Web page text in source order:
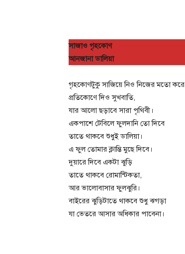
সাজাও গৃহকোণ
আনজানা ডালিয়া
গৃহকোণটুকু সাজিয়ে নিও নিজের মতো করে
প্রতিকোণে দিও সুখবাতি,
যার আলো ছড়াবে সারা পৃথিবী।
একপাশে টেবিলে ফুলদানি তো দিবে
তাতে থাকবে শুধুই ডালিয়া।
এ ফুল তোমার ক্লান্তি মুছে দিবে।
দুয়ারে দিবে একটা ঝুড়ি
তাতে থাকবে রোমান্টিকতা,
আর ভালোবাসার ফুলঝুরি।
বাইরের ঝুড়িটাতে থাকবে শুধু ঝগড়া
যা ভেতরে আসার অধিকার পাবেনা।